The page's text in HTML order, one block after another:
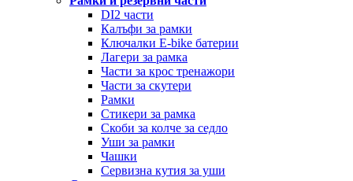
DI2 части
Калъфи за рамки
Ключалки Е-bike батерии
Лагери за рамка
Части за крос тренажори
Части за скутери
Рамки
Стикери за рамка
Скоби за колче за седло
Уши за рамки
Чашки
Сервизна кутия за уши